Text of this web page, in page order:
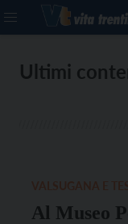
Ultimi
Al Museo